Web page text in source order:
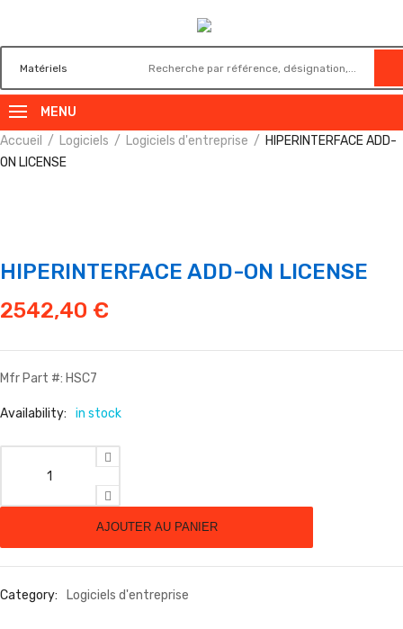
MENU
Accueil
Logiciels Logiciels d'entreprise
HIPERINTERFACE ADD-
ON LICENSE
HIPERINTERFACE ADD-ON LICENSE
2542,40 €
Mfr Part #: HSC7
Availability: in stock
quantité de HIPERINTERFACE ADD-ON LICENSE
AJOUTER AU PANIER
Category: Logiciels d'entreprise